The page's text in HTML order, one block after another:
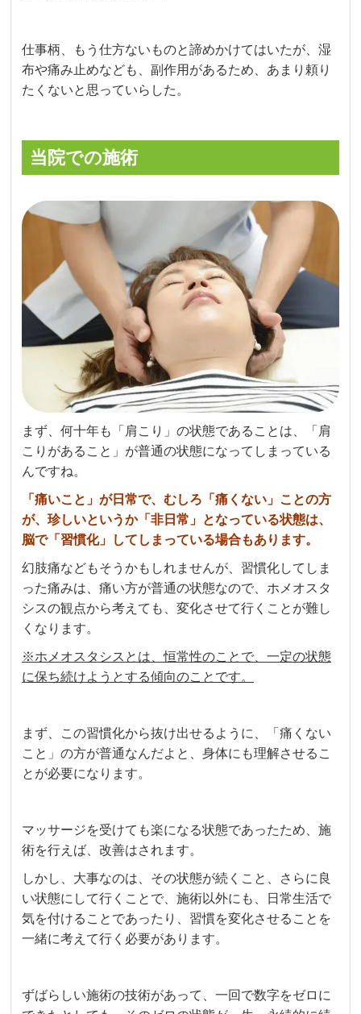
仕事柄、もう仕方ないものと諦めかけてはいたが、湿
布や痛み止めなども、副作用があるため、あまり頼り
たくないと思っていらした。
当院での施術
まず、何十年も「肩こり」の状態であることは、「肩
こりがあること」が普通の状態になってしまっている
んですね。
「痛いこと」が日常で、むしろ「痛くない」ことの方
が、珍しいというか「非日常」となっている状態は、
脳で「習慣化」してしまっている場合もあります。
幻肢痛などもそうかもしれませんが、習慣化してしま
った痛みは、痛い方が普通の状態なので、ホメオスタ
シスの観点から考えても、変化させて行くことが難し
くなります。
※ホメオスタシスとは、恒常性のことで、一定の状態
に保ち続けようとする傾向のことです。
まず、この習慣化から抜け出せるように、「痛くない
こと」の方が普通なんだよと、身体にも理解させるこ
とが必要になります。
マッサージを受けても楽になる状態であったため、施
術を行えば、改善はされます。
しかし、大事なのは、その状態が続くこと、さらに良
い状態にして行くことで、施術以外にも、日常生活で
気を付けることであったり、習慣を変化させることを
一緒に考えて行く必要があります。
ずばらしい施術の技術があって、一回で数字をゼロに